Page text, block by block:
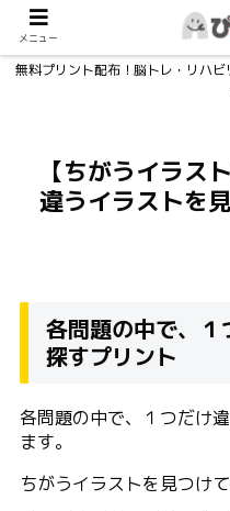
無料プリント配布！脳トレ・リハ
【ちがうイラス
違うイラストを
各問題の中で、１
探すプリント
各問題の中で、１つだけ
ます。
ちがうイラストを見つけ
メニュー